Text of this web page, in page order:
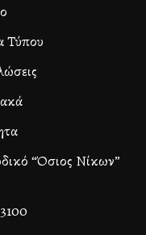
Τύπου
“Όσιος Νίκων”